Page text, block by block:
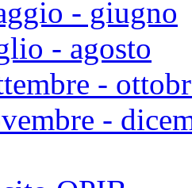
- giugno
- agosto
-
-